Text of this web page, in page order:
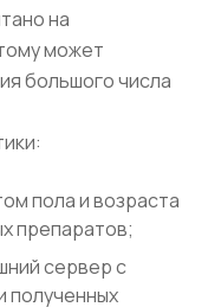
на
может
большого числа
пола и возраста
препаратов;
сервер с
полученных